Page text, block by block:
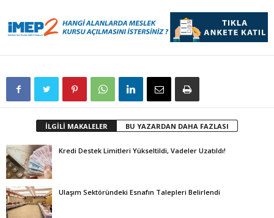
İLGİLİ MAKALELER BU YAZARDAN DAHA FAZLASI
Kredi Destek Limitleri Yükseltildi, Vadeler Uzatıldı!
Ulaşım Sektöründeki Esnafın Talepleri Belirlendi